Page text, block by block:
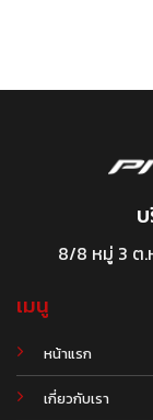
8/8 หมู่ 3 ต.
เมนู
หน้าแรก
เกี่ยวกับเรา